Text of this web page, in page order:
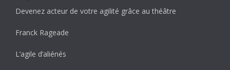
Devenez acteur de votre agilité grâce au théâtre
Franck Rageade
L’agile d’aliénés